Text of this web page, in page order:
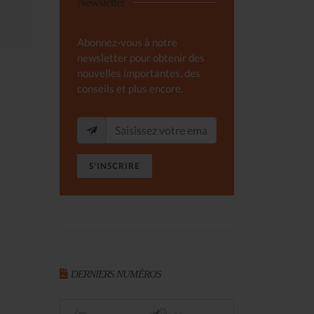
Abonnez-vous à notre
newsletter pour obtenir des
nouvelles importantes, des
conseils et plus encore.
S'INSCRIRE
DERNIERS NUMÉROS